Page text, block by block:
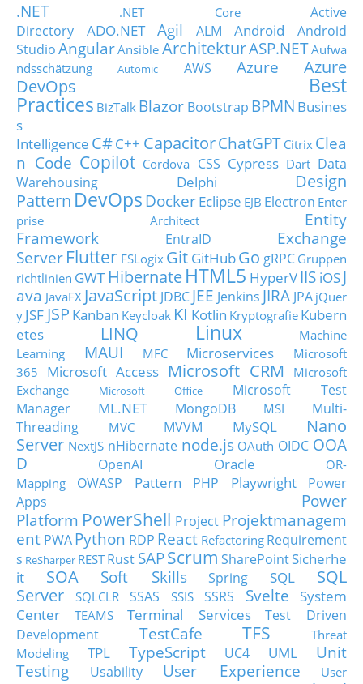
.NET .NET Core
Active
Directory
ADO.NET Agil ALM Android
Android
StudioAngularAnsible ArchitekturASP.NETAufwa
ndsschätzung
Automic AWS Azure
Azure
DevOps
Best
Practices BizTalk Blazor Bootstrap BPMN Busines
s
Intelligence C#C++ CapacitorChatGPT Citrix Clea
n Code Copilot Cordova CSS Cypress Dart Data
Warehousing
Delphi
Design
Pattern DevOps DockerEclipse EJB Electron Enter
prise Architect
Entity
Framework
EntraID
Exchange
Server Flutter FSLogix Git GitHubGo gRPC Gruppen
richtlinien GWT HibernateHTML5 HyperVIIS iOSJ
ava JavaFX JavaScript JDBC JEE Jenkins JIRA JPA jQuer
y JSF JSP Kanban Keycloak KI Kotlin Kryptografie Kubern
etes
LINQ Linux
Machine
Learning
MAUI MFC Microservices
Microsoft
365
Microsoft Access Microsoft CRM
Microsoft
Exchange
Microsoft Office
Microsoft Test
Manager
ML.NET MongoDB MSI
Multi-
Threading
MVC MVVM MySQL
Nano
Server NextJS nHibernate node.js OAuth OIDC OOA
D
OpenAI Oracle
OR-
Mapping
OWASP Pattern PHP Playwright
Power
Apps
Power
Platform PowerShell Project Projektmanagem
ent PWA Python RDP React Refactoring Requirement
s ReSharper RESTRust SAPScrum SharePointSicherhe
it
SOA Soft Skills Spring SQL
SQL
Server
SQLCLR SSAS SSIS SSRS Svelte
System
Center
TEAMS Terminal Services
Test Driven
Development
TestCafe TFS
Threat
Modeling
TPL TypeScript UC4 UML
Unit
Testing
Usability User Experience
User